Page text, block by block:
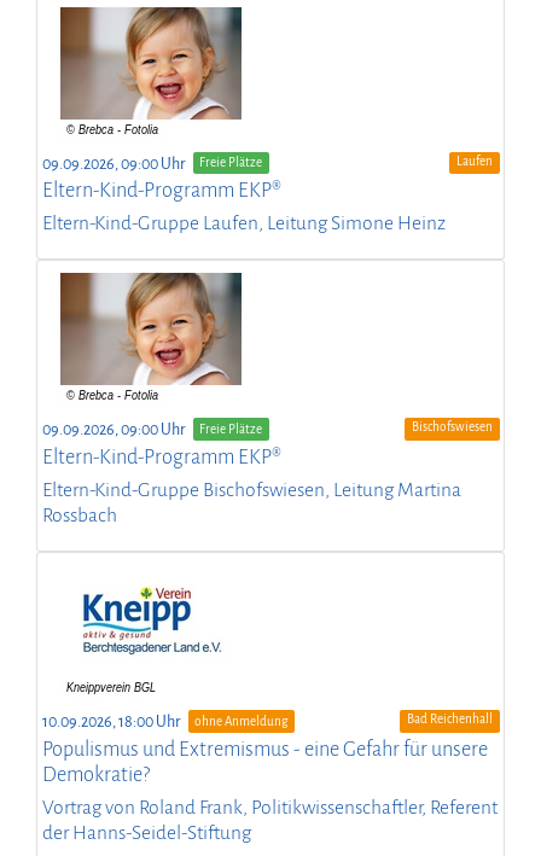
09.09.2026, 09:00 Uhr Freie Plätze Laufen
Eltern-Kind-Programm EKP®
Eltern-Kind-Gruppe Laufen, Leitung Simone Heinz
09.09.2026, 09:00 Uhr Freie Plätze Bischofswiesen
Eltern-Kind-Programm EKP®
Eltern-Kind-Gruppe Bischofswiesen, Leitung Martina
Rossbach
10.09.2026, 18:00 Uhr ohne Anmeldung Bad Reichenhall
Populismus und Extremismus - eine Gefahr für unsere
Demokratie?
Vortrag von Roland Frank, Politikwissenschaftler, Referent
der Hanns-Seidel-Stiftung